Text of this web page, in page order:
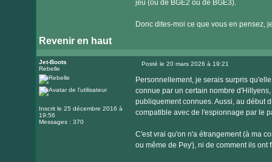
jeu (ou de BGE2 ou de BGE3).
Donc dites-moi ce que vous en pensez,
Revenir en haut
Jet-Boots
Rebelle
Inscrit le 25 décembre 2016 à
19:56
Messages : 370
Posté le 20 mars 2026 à 19:21
Personnellement, je serais surpris
connue par un certain nombre
publiquement connues. Aussi, au début
compatible avec de l'espionnage par le
C'est vrai qu'on n'a étrangement (à ma
ou même de Pey'j, ni de comment ils ont